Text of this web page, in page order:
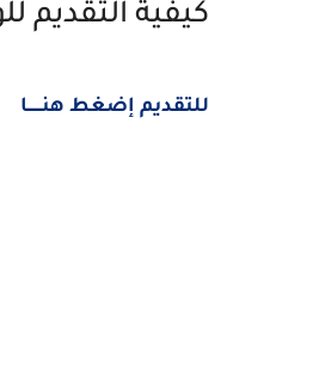
كيفية التقديم
للتقديم إضغط هنــــــا